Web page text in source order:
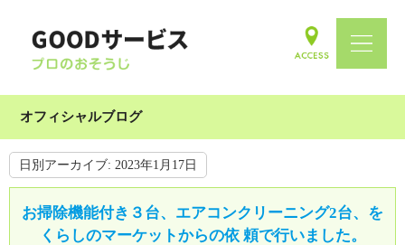
オフィシャルブログ
日別アーカイブ: 2023年1月17日
お掃除機能付き３台、エアコンクリーニング2台、を
くらしのマーケットからの依 頼で行いました。